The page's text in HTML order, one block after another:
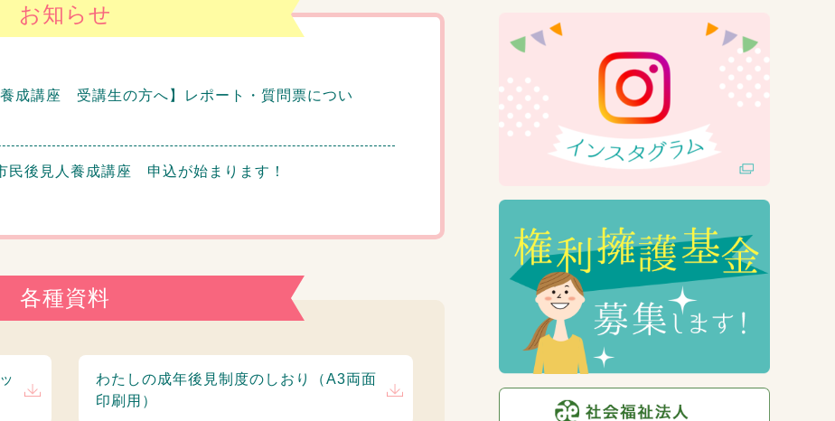
お知らせ
養成講座 受講生の方へ】レポート・質問票につい
後見人養成講座 申込が始まります！
各種資料
わたしの成年後見制度のしおり（A3両面
印刷用）